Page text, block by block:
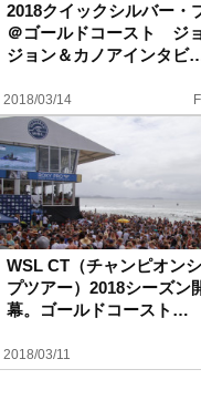
2018クイックシルバー・
＠ゴールドコースト ジ
ジョン＆カノアインタビ
2018/03/14
WSL CT（チャンピオン
プツアー）2018シーズン
幕。ゴールドコースト…
2018/03/11